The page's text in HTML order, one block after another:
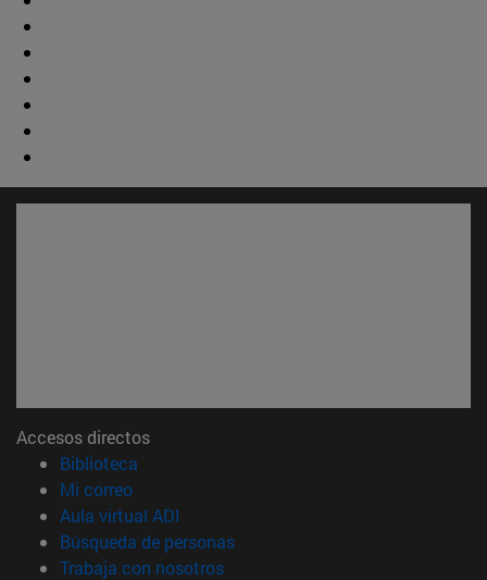
Accesos directos
Biblioteca
Mi correo(abre en nueva ventana)
Aula virtual ADI
Búsqueda de personas(abre en nueva ventana)
Trabaja con nosotros(abre en nueva ventana)